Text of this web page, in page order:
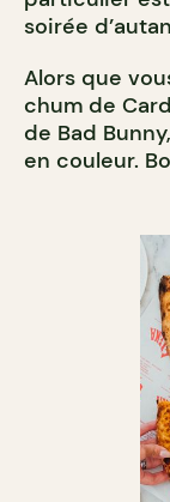
soirée
Alors que
chum de
de Bad
en couleur.